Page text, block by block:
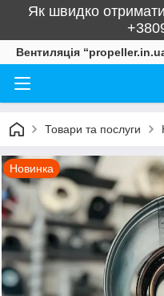
Як швидко
Вентиляція
Товари та послуги
Новинка